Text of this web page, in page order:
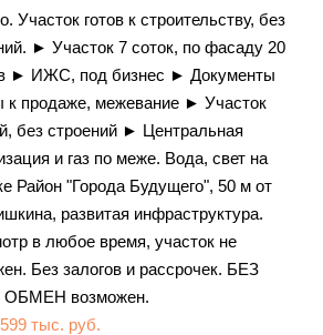
Участок готов к строительству, без
► Участок 7 соток, по фасаду 20
► ИЖС, под бизнес ► Документы
к продаже, межевание ► Участок
без строений ► Центральная
и газ по меже. Вода, свет на
Район "Города Будущего", 50 м от
развитая инфраструктура.
в любое время, участок не
Без залогов и рассрочек. БЕЗ
ОБМЕН возможен.
599 тыс. руб.